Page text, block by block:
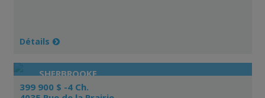
Détails
SHERBROOKE
399 900 $ -4 Ch.